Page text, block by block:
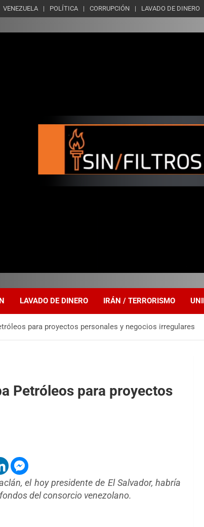
VENEZUELA POLÍTICA CORRUPCIÓN LAVADO DE DINERO
LAVADO DE DINERO IRÁN / TERRORISMO
para proyectos personales y negocios irregulares
Petróleos para proyectos
el hoy presidente de El Salvador, habría
del consorcio venezolano.